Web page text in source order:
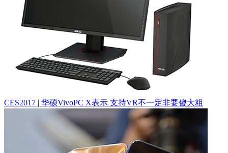
CES2017 | 华硕VivoPC X表示 支持VR不一定非要傻大粗